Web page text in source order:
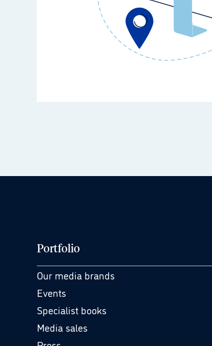
Portfolio
Our media brands
Events
Specialist books
Media sales